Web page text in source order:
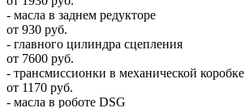
- масла в заднем редукторе
от 930 руб.
- главного цилиндра сцепления
от 7600 руб.
- трансмиссионки в механической
от 1170 руб.
- масла в роботе DSG